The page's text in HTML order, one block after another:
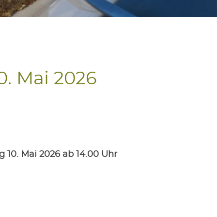
Mai 2026
10. Mai 2026 ab 14.00 Uhr